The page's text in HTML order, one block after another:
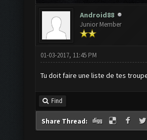
Android88
Junior Member
01-03-2017, 11:45 PM
Tu doit faire une liste de tes
Find
Share Thread: